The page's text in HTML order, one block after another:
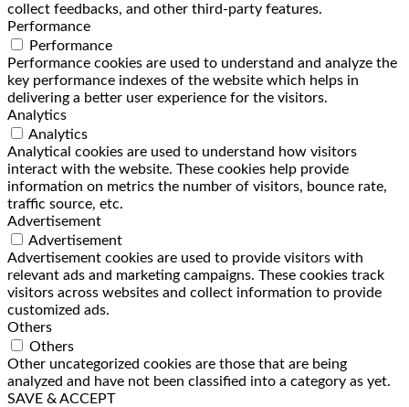
collect feedbacks, and other third-party features.
Performance
Performance
Performance cookies are used to understand and analyze the
key performance indexes of the website which helps in
delivering a better user experience for the visitors.
Analytics
Analytics
Analytical cookies are used to understand how visitors
interact with the website. These cookies help provide
information on metrics the number of visitors, bounce rate,
traffic source, etc.
Advertisement
Advertisement
Advertisement cookies are used to provide visitors with
relevant ads and marketing campaigns. These cookies track
visitors across websites and collect information to provide
customized ads.
Others
Others
Other uncategorized cookies are those that are being
analyzed and have not been classified into a category as yet.
SAVE & ACCEPT